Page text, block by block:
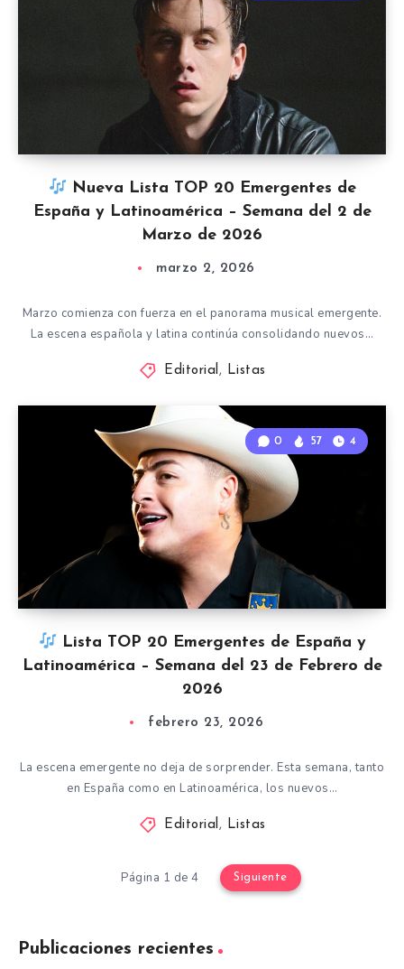
Nueva Lista TOP 20 Emergentes de
España y Latinoamérica – Semana del 2 de
Marzo de 2026
marzo 2, 2026
Marzo comienza con fuerza en el panorama musical emergente.
La escena española y latina continúa consolidando nuevos…
Editorial, Listas
Lista TOP 20 Emergentes de España y
Latinoamérica – Semana del 23 de Febrero de
2026
0 57 4
febrero 23, 2026
La escena emergente no deja de sorprender. Esta semana, tanto
en España como en Latinoamérica, los nuevos…
Editorial, Listas
Página 1 de 4 Siguiente
Publicaciones recientes